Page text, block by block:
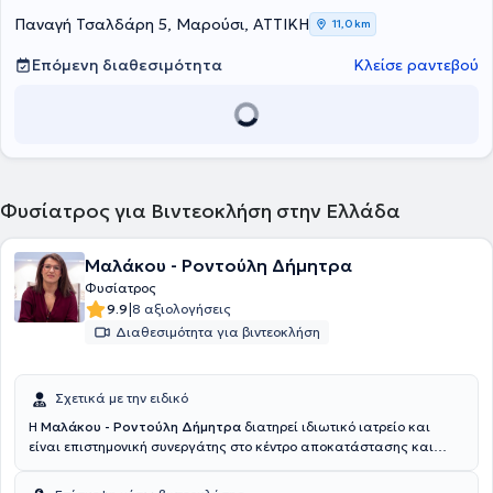
Παναγή Τσαλδάρη 5, Μαρούσι, ΑΤΤΙΚΗ 11,0 km
Επόμενη διαθεσιμότητα Κλείσε ραντεβού
Φυσίατρος για Βιντεοκλήση στην Ελλάδα
Μαλάκου - Ροντούλη Δήμητρα
Φυσίατρος
9.9|8 αξιολογήσεις
Διαθεσιμότητα για βιντεοκλήση
Σχετικά με την ειδικό
Η Μαλάκου - Ροντούλη Δήμητρα διατηρεί ιδιωτικό ιατρείο και
είναι επιστημονική συνεργάτης στο κέντρο αποκατάστασης και
του χρόνιου πόνου του μυοσκελετικού συστήματος με περινευρικές